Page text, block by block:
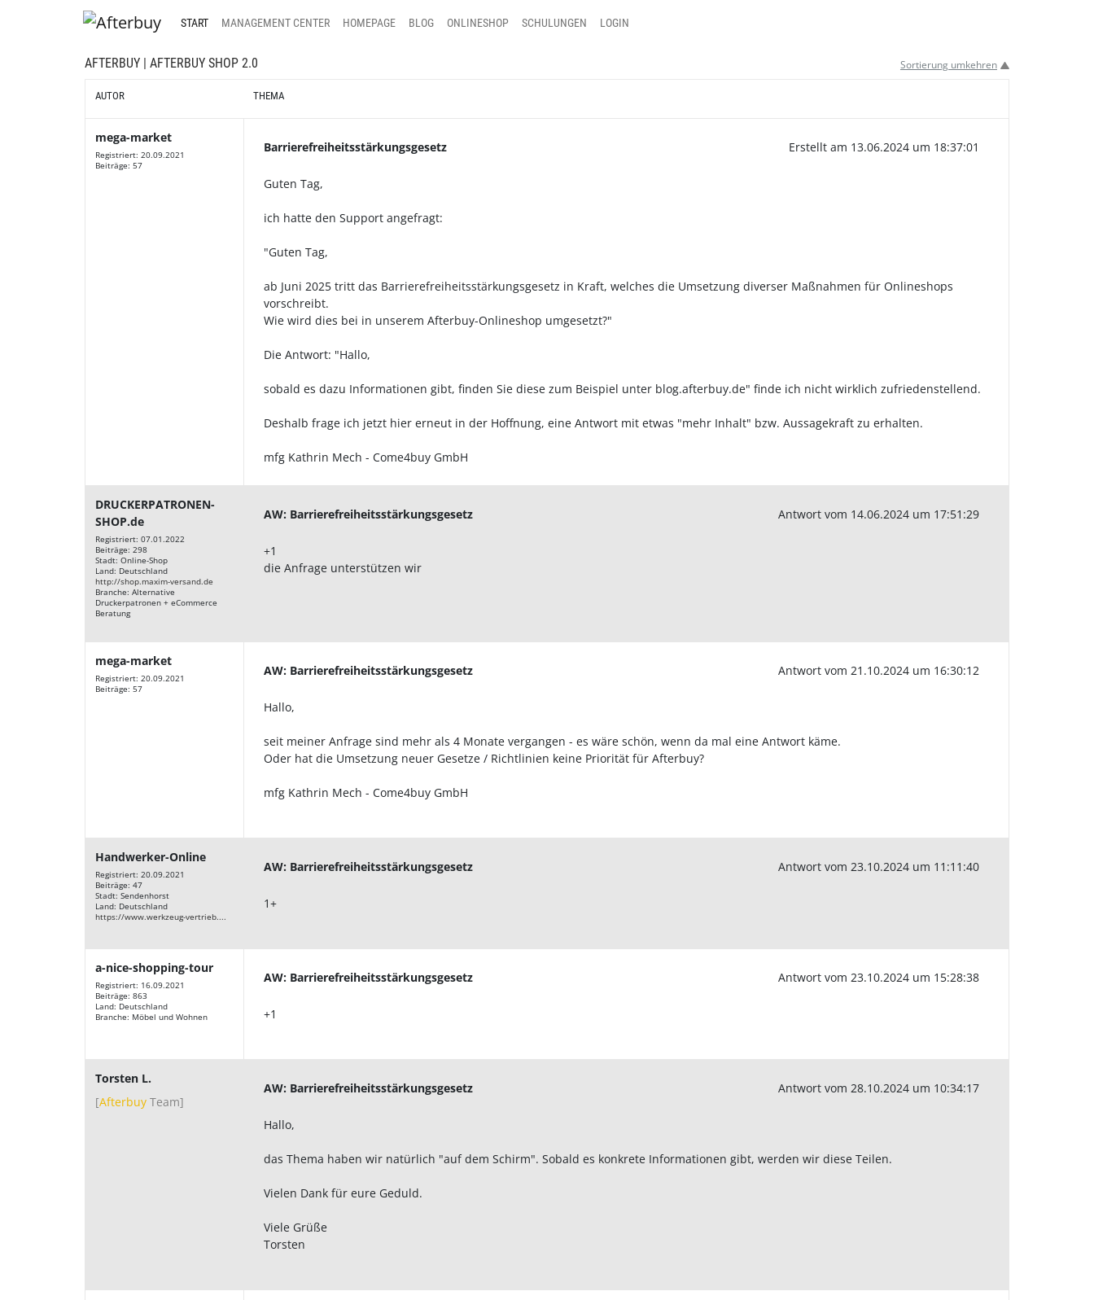
START MANAGEMENT CENTER HOMEPAGE BLOG ONLINESHOP SCHULUNGEN LOGIN
AFTERBUY | AFTERBUY SHOP 2.0 Sortierung umkehren
AUTOR THEMA
mega-market
Registriert: 20.09.2021
Beiträge: 57
Barrierefreiheitsstärkungsgesetz Erstellt am 13.06.2024 um 18:37:01
Guten Tag,
ich hatte den Support angefragt:
"Guten Tag,
ab Juni 2025 tritt das Barrierefreiheitsstärkungsgesetz in Kraft, welches die Umsetzung diverser Maßnahmen für Onlineshops
vorschreibt.
Wie wird dies bei in unserem Afterbuy-Onlineshop umgesetzt?"
Die Antwort: "Hallo,
sobald es dazu Informationen gibt, finden Sie diese zum Beispiel unter blog.afterbuy.de" finde ich nicht wirklich zufriedenstellend.
Deshalb frage ich jetzt hier erneut in der Hoffnung, eine Antwort mit etwas "mehr Inhalt" bzw. Aussagekraft zu erhalten.
mfg Kathrin Mech - Come4buy GmbH
DRUCKERPATRONEN-
SHOP.de
Registriert: 07.01.2022
Beiträge: 298
Stadt: Online-Shop
Land: Deutschland
http://shop.maxim-versand.de
Branche: Alternative
Druckerpatronen + eCommerce
Beratung
AW: Barrierefreiheitsstärkungsgesetz Antwort vom 14.06.2024 um 17:51:29
+1
die Anfrage unterstützen wir
mega-market
Registriert: 20.09.2021
Beiträge: 57
AW: Barrierefreiheitsstärkungsgesetz Antwort vom 21.10.2024 um 16:30:12
Hallo,
seit meiner Anfrage sind mehr als 4 Monate vergangen - es wäre schön, wenn da mal eine Antwort käme.
Oder hat die Umsetzung neuer Gesetze / Richtlinien keine Priorität für Afterbuy?
mfg Kathrin Mech - Come4buy GmbH
Handwerker-Online
Registriert: 20.09.2021
Beiträge: 47
Stadt: Sendenhorst
Land: Deutschland
https://www.werkzeug-vertrieb....
AW: Barrierefreiheitsstärkungsgesetz Antwort vom 23.10.2024 um 11:11:40
1+
a-nice-shopping-tour
Registriert: 16.09.2021
Beiträge: 863
Land: Deutschland
Branche: Möbel und Wohnen
AW: Barrierefreiheitsstärkungsgesetz Antwort vom 23.10.2024 um 15:28:38
+1
Torsten L.
[Afterbuy Team]
AW: Barrierefreiheitsstärkungsgesetz Antwort vom 28.10.2024 um 10:34:17
Hallo,
das Thema haben wir natürlich "auf dem Schirm". Sobald es konkrete Informationen gibt, werden wir diese Teilen.
Vielen Dank für eure Geduld.
Viele Grüße
Torsten